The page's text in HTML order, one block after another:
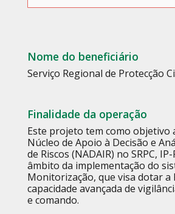
Nome do beneficiário
Serviço Regional de Protecção
Finalidade da operação
Este projeto tem como objetivo
Núcleo de Apoio à Decisão e
de Riscos (NADAIR) no SRPC,
âmbito da implementação do
Monitorização, que visa dotar a
capacidade avançada de
e comando.